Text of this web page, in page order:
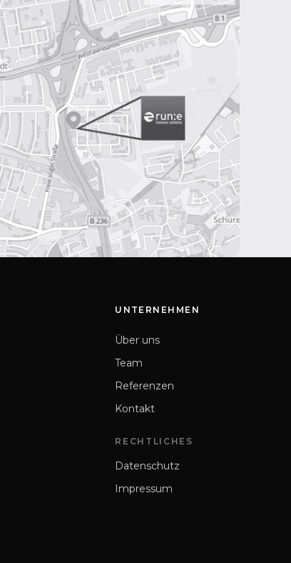
UNTERNEHMEN
Über uns
Team
Referenzen
Kontakt
RECHTLICHES
Datenschutz
Impressum